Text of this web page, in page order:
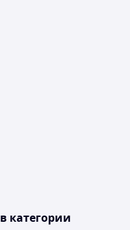
в категории